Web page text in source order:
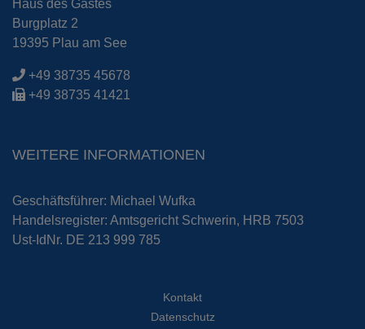
Haus des Gastes
Burgplatz 2
19395 Plau am See
+49 38735 45678
+49 38735 41421
WEITERE INFORMATIONEN
Geschäftsführer: Michael Wufka
Handelsregister: Amtsgericht Schwerin, HRB 7503
Ust-IdNr. DE 213 999 785
Kontakt
Datenschutz